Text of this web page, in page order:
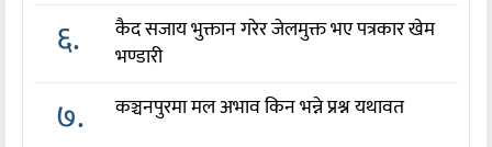
६.
कैद सजाय भुक्तान गरेर जेलमुक्त भए पत्रकार खेम
भण्डारी
७. कञ्चनपुरमा मल अभाव किन भन्ने प्रश्न यथावत